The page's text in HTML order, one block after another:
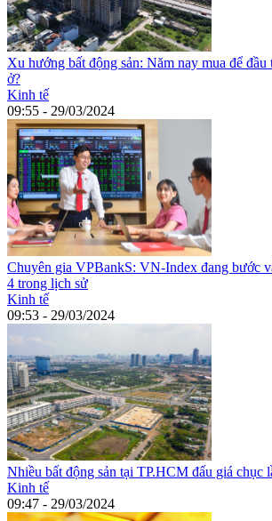
Xu hướng bất động sản: Năm nay mua để đầu
ở?
Kinh tế
09:55 - 29/03/2024
Chuyên gia VPBankS: VN-Index đang bước
4 trong lịch sử
Kinh tế
09:53 - 29/03/2024
Nhiều bất động sản tại TP.HCM đấu giá chục
Kinh tế
09:47 - 29/03/2024